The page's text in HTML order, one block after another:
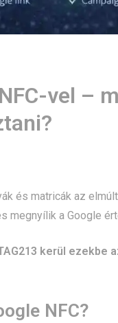
vel –
és matricák az
megnyílik a Google
kerül ezekbe
NFC?